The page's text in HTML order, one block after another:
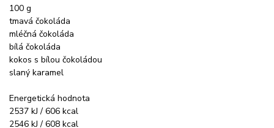
100 g
tmavá čokoláda
mléčná čokoláda
bílá čokoláda
kokos s bílou čokoládou
slaný karamel
Energetická hodnota
2537 kJ / 606 kcal
2546 kJ / 608 kcal